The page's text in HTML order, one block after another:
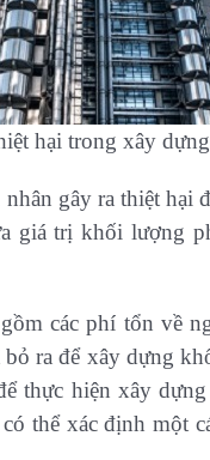
hại trong xây dựng
gây ra thiệt
giá trị khối lượng
các phí tổn về
ra để xây dựng
thực hiện xây
thể xác định một